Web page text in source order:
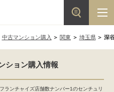
中古マンション購入 関東 埼玉県 深
ション購入情報
ランチャイズ店舗数ナンバー1のセンチュリ